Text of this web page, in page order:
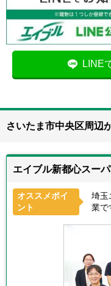
LINE
さいたま市中央区周辺
エイブル新都心スー
オススメポイ
ント
埼玉
業で